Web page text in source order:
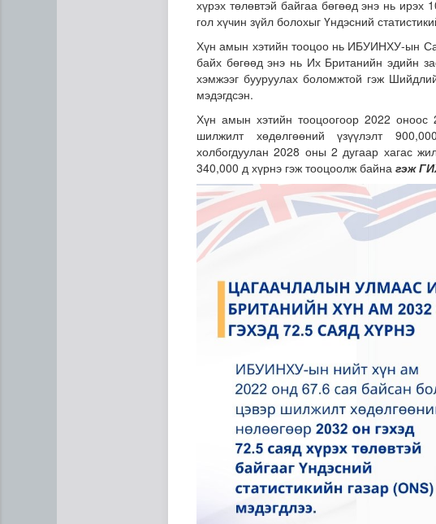
ЦАГ АГААР: Улаанбаатарт шөнөдөө 21 хэм
хүрэх төлөвтэй байгаа бөгөөд энэ нь
гол хүчин зүйл болохыг Үндэсний
Хүн амын хэтийн тооцоо нь ИБУИНХУ-ын
байх бөгөөд энэ нь Их Британийн эдийн
хэмжээг бууруулах боломжтой гэж
мэдэгдсэн.
Хүн амын хэтийн тооцоогоор 2022 оноос
шилжилт хөдөлгөөний үзүүлэлт
холбогдуулан 2028 оны 2 дугаар хагас
340,000 д хүрнэ гэж тооцоолж байна гэж